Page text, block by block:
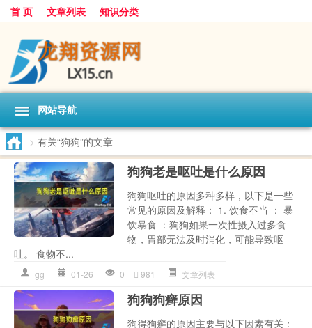
首 页 文章列表 知识分类
网站导航
> 有关“狗狗”的文章
狗狗老是呕吐是什么原因
狗狗呕吐的原因多种多样，以下是一些
常见的原因及解释： 1. 饮食不当 ： 暴
饮暴食 ：狗狗如果一次性摄入过多食
物，胃部无法及时消化，可能导致呕
吐。 食物不...
gg 01-26 0 981 文章列表
狗狗狗癣原因
狗得狗癣的原因主要与以下因素有关：